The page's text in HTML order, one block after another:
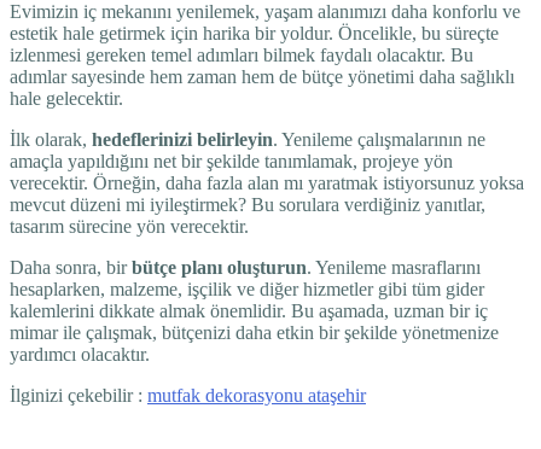
Evimizin iç mekanını yenilemek, yaşam alanımızı daha konforlu ve
estetik hale getirmek için harika bir yoldur. Öncelikle, bu süreçte
izlenmesi gereken temel adımları bilmek faydalı olacaktır. Bu
adımlar sayesinde hem zaman hem de bütçe yönetimi daha sağlıklı
hale gelecektir.
İlk olarak, hedeflerinizi belirleyin. Yenileme çalışmalarının ne
amaçla yapıldığını net bir şekilde tanımlamak, projeye yön
verecektir. Örneğin, daha fazla alan mı yaratmak istiyorsunuz yoksa
mevcut düzeni mi iyileştirmek? Bu sorulara verdiğiniz yanıtlar,
tasarım sürecine yön verecektir.
Daha sonra, birbütçe planı oluşturun. Yenileme masraflarını
hesaplarken, malzeme, işçilik ve diğer hizmetler gibi tüm gider
kalemlerini dikkate almak önemlidir. Bu aşamada, uzman bir iç
mimar ile çalışmak, bütçenizi daha etkin bir şekilde yönetmenize
yardımcı olacaktır.
İlginizi çekebilir : mutfak dekorasyonu ataşehir